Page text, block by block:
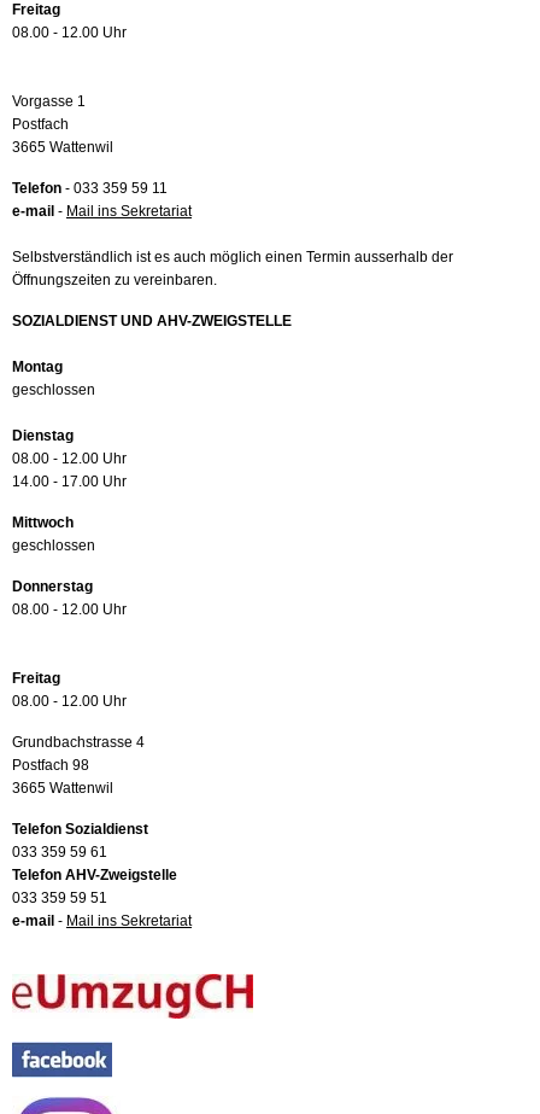
Freitag
08.00 - 12.00 Uhr
Vorgasse 1
Postfach
3665 Wattenwil
Telefon - 033 359 59 11
e-mail - Mail ins Sekretariat
Selbstverständlich ist es auch möglich einen Termin ausserhalb der
Öffnungszeiten zu vereinbaren.
SOZIALDIENST UND AHV-ZWEIGSTELLE
Montag
geschlossen
Dienstag
08.00 - 12.00 Uhr
14.00 - 17.00 Uhr
Mittwoch
geschlossen
Donnerstag
08.00 - 12.00 Uhr
Freitag
08.00 - 12.00 Uhr
Grundbachstrasse 4
Postfach 98
3665 Wattenwil
Telefon Sozialdienst
033 359 59 61
Telefon AHV-Zweigstelle
033 359 59 51
e-mail - Mail ins Sekretariat